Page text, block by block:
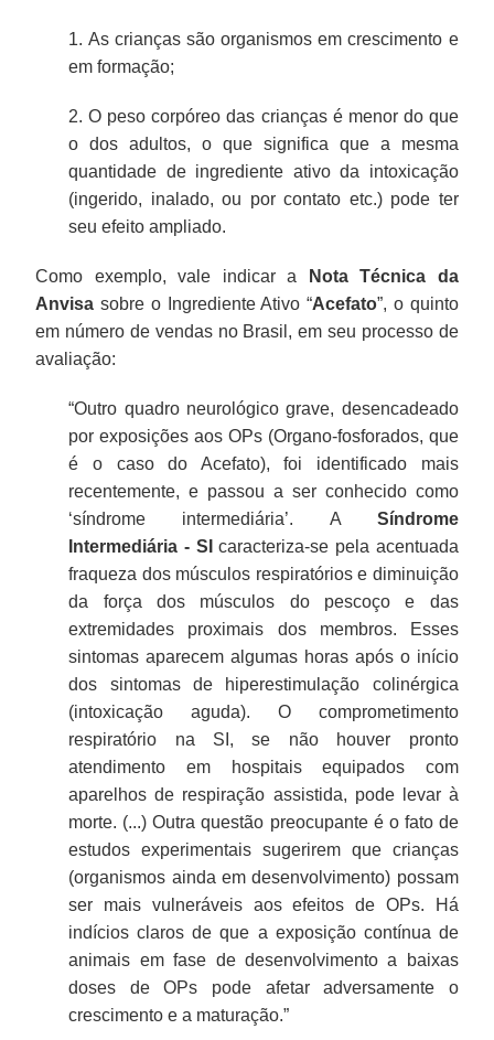
1. As crianças são organismos em crescimento e
em formação;
2. O peso corpóreo das crianças é menor do que
o dos adultos, o que significa que a mesma
quantidade de ingrediente ativo da intoxicação
(ingerido, inalado, ou por contato etc.) pode ter
seu efeito ampliado.
Como exemplo, vale indicar a
Nota Técnica da
Anvisa sobre o Ingrediente Ativo “Acefato”, o quinto
em número de vendas no Brasil, em seu processo de
avaliação:
“Outro quadro neurológico grave, desencadeado
por exposições aos OPs (Organo-fosforados, que
é o caso do Acefato), foi identificado mais
recentemente, e passou a ser conhecido como
‘síndrome intermediária’. A Síndrome
Intermediária - SI caracteriza-se pela acentuada
fraqueza dos músculos respiratórios e diminuição
da força dos músculos do pescoço e das
extremidades proximais dos membros. Esses
sintomas aparecem algumas horas após o início
dos sintomas de hiperestimulação colinérgica
(intoxicação aguda). O comprometimento
respiratório na SI, se não houver pronto
atendimento em hospitais equipados com
aparelhos de respiração assistida, pode levar à
morte. (...) Outra questão preocupante é o fato de
estudos experimentais sugerirem que crianças
(organismos ainda em desenvolvimento) possam
ser mais vulneráveis aos efeitos de OPs. Há
indícios claros de que a exposição contínua de
animais em fase de desenvolvimento a baixas
doses de OPs pode afetar adversamente o
crescimento e a maturação.”